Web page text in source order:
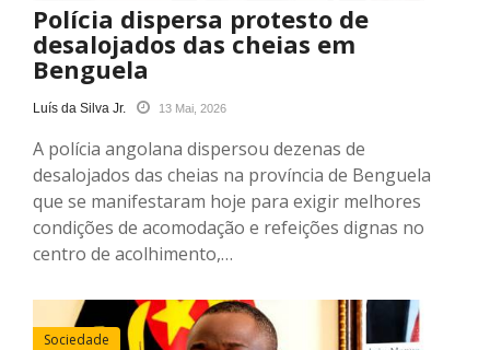
Polícia dispersa protesto de
desalojados das cheias em
Benguela
Luís da Silva Jr. 13 Mai, 2026
A polícia angolana dispersou dezenas de
desalojados das cheias na província de Benguela
que se manifestaram hoje para exigir melhores
condições de acomodação e refeições dignas no
centro de acolhimento,…
Sociedade